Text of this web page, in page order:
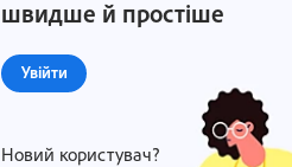
швидше й простіше
Увійти
Новий користувач?